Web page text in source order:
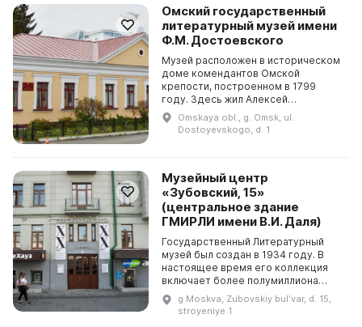
Омский государственный
литературный музей имени
Ф.М. Достоевского
Музей расположен в историческом
доме комендантов Омской
крепости, построенном в 1799
году. Здесь жил Алексей
Федорович де Граве, последний
комендант, который оказывал
Достоевскому особое
Omskaya obl., g. Omsk, ul.
Dostoyevskogo, d. 1
Музейный центр
«Зубовский, 15»
(центральное здание
ГМИРЛИ имени В.И. Даля)
Государственный Литературный
музей был создан в 1934 году. В
настоящее время его коллекция
включает более полумиллиона
экспонатов, которые представлены
в одиннадцати экспозициях,
известных не только в...
g Moskva, Zubovskiy bulʹvar, d. 15,
stroyeniye 1